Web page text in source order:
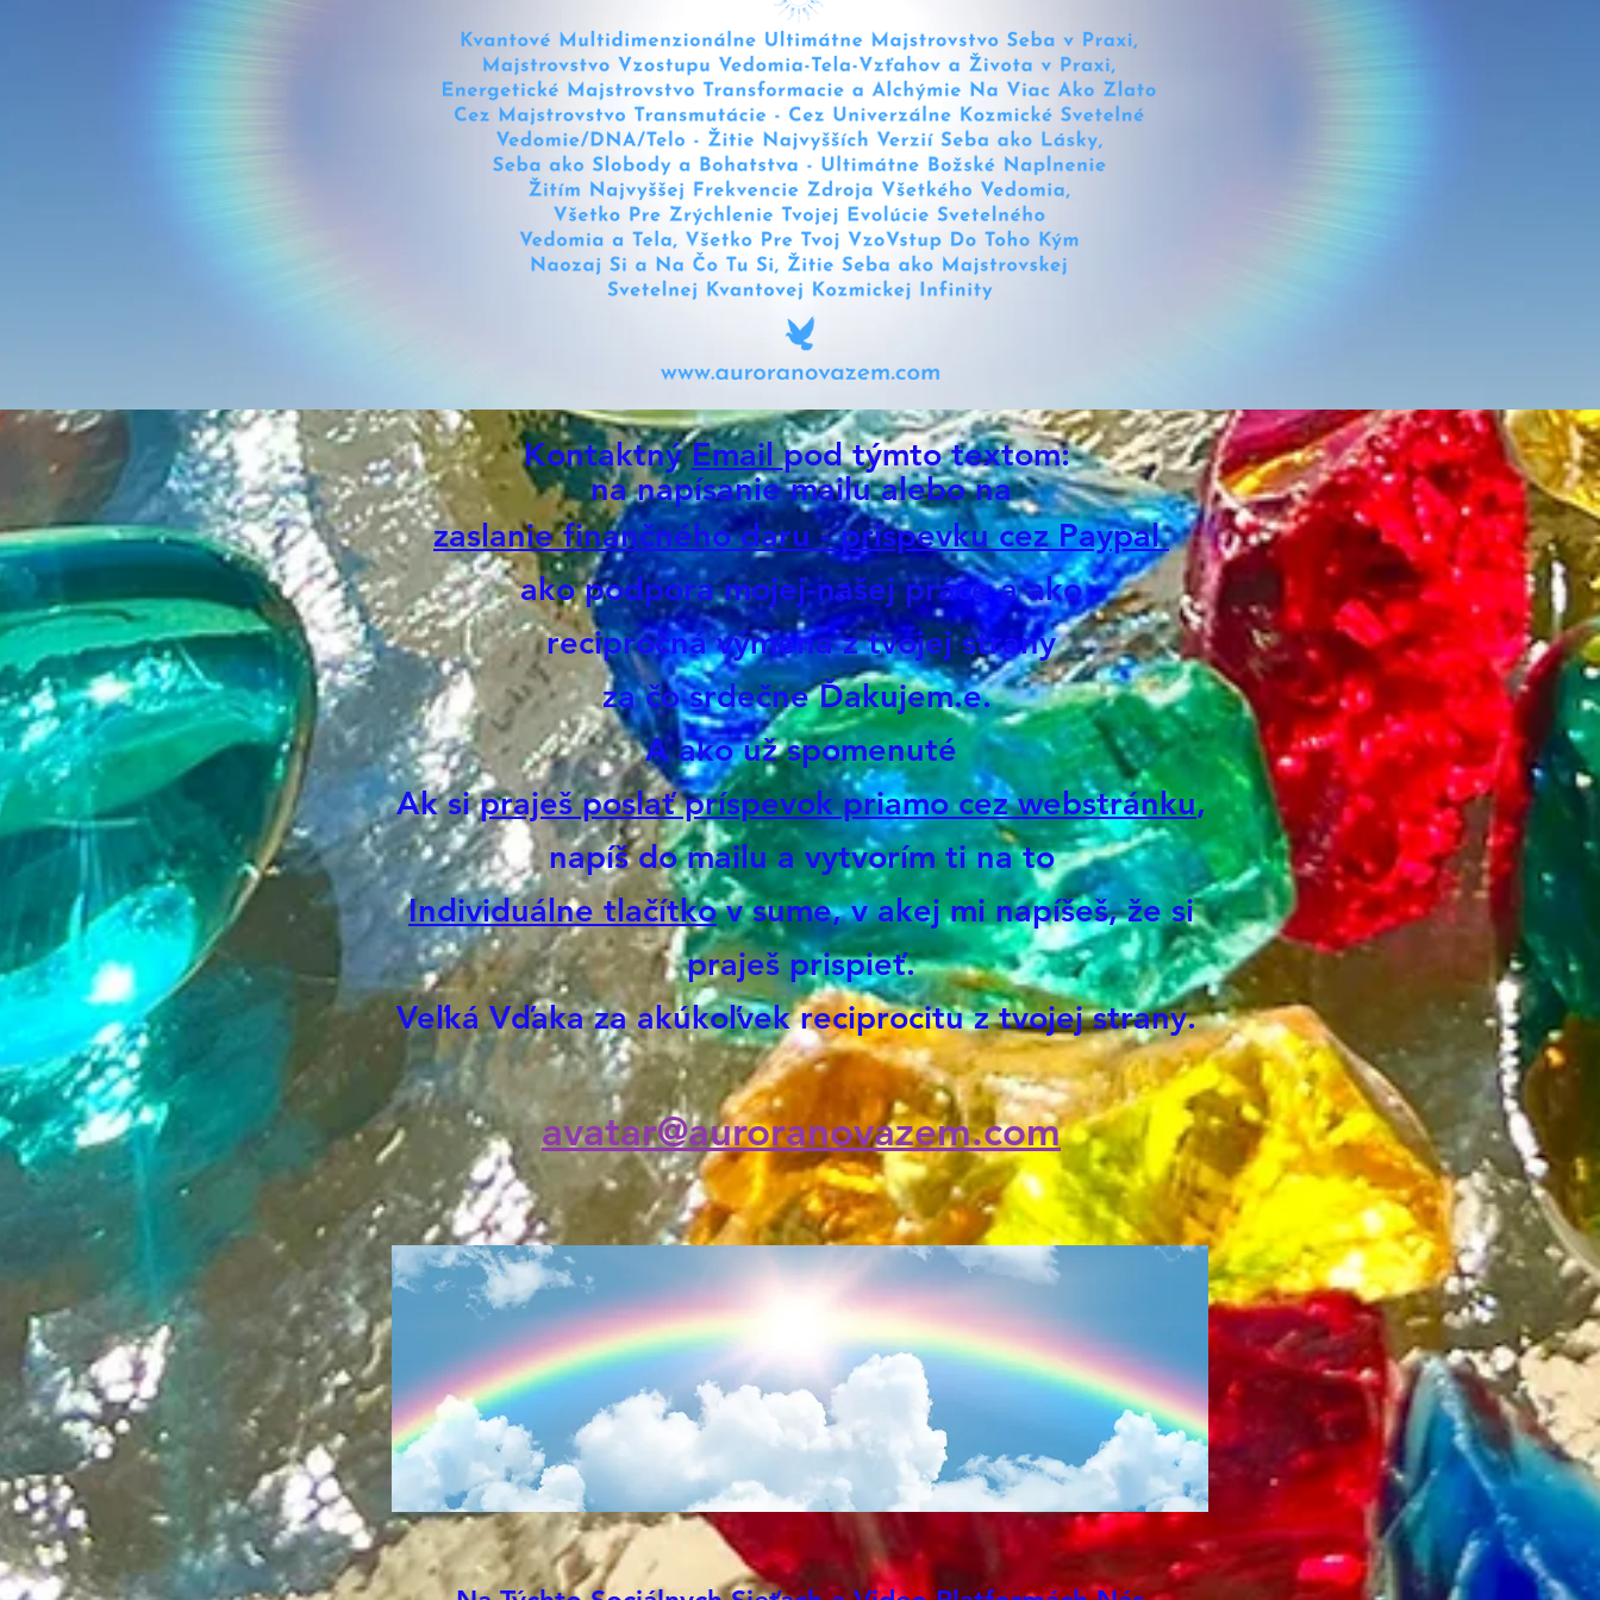
vedomia cez upgrejdy vo
svetle na úrovni DNA, na
úrovni tela... podpora so
zmajstrovávaním FOKUSU
energie, toku tak aby si
transmitoval JEDNOTU a len
viac svetelného toku cez seba
- čistá HOJNOSŤ..
kristAAl Lebka z hviezdnych
vortexov a praprvotných brán
vedomia v Sedone - vedie ťa
ku hlbšej kryštalizácii, očiste
vlastným svetlom, aby tebou
mohlo tiecť len viac čistého
fotón plazma svetla - kódy
vedomia najvyššej oktávy..
napojenie sa na aspekty seba
ktoré pracujú s lebkami, s
Kryštáľovými lebiek
prepojených s 13. lebkou
Mayov.. Plná dúhy.. Pre teba
na odhaľovanie a odomýkanie
pravekej pamäte a poznatkov
v sebe..
Premieňame sa na studnicu
poznania, na kryštálovú lebku
- bolo ku tomuto zdieľané v
mnohých transmisiách od
nás.. slovami nie je opísateľné
čo všetko táto lebka zdieľa -
na odomýkanie celý život..
Tiež ťa vedie do hlbšie
nekonečnosti v sebe -
nesmrteľnosť - posmrtný stav
vedomia Boha/Zdroja - žiť
Realizáciu toho len viac a viac
naplno. Dokonalá harmónia
cez rovnováhu oboch v sebe..
dokonalé vyrovnanie -
vyváženie, čistenie vzťahov,
toho v tebe so sebou a
KontaktnýEmailpod týmto textom:
na napísanie mailu alebo na
zaslanie finančného daru - príspevku cez Paypal
ako podpora mojej-našej práce a ako
recipročná výmena z tvojej strany
za čo srdečne Ďakujem.e.
A ako už spomenuté
Ak sipraješ poslať príspevok priamo cez webstránku,
napíš do mailu a vytvorím ti na to
Individuálne tlačítkov sume, v akej mi napíšeš, že si
praješ prispieť.
Veľká Vďaka za akúkoľvek reciprocitu z tvojej strany.
avatar@auroranovazem.com